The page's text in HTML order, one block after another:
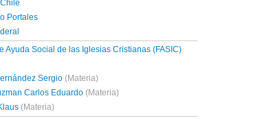
Portales
Ayuda Social de las Iglesias Cristianas (FASIC)
Sergio (Materia)
Carlos Eduardo (Materia)
(Materia)